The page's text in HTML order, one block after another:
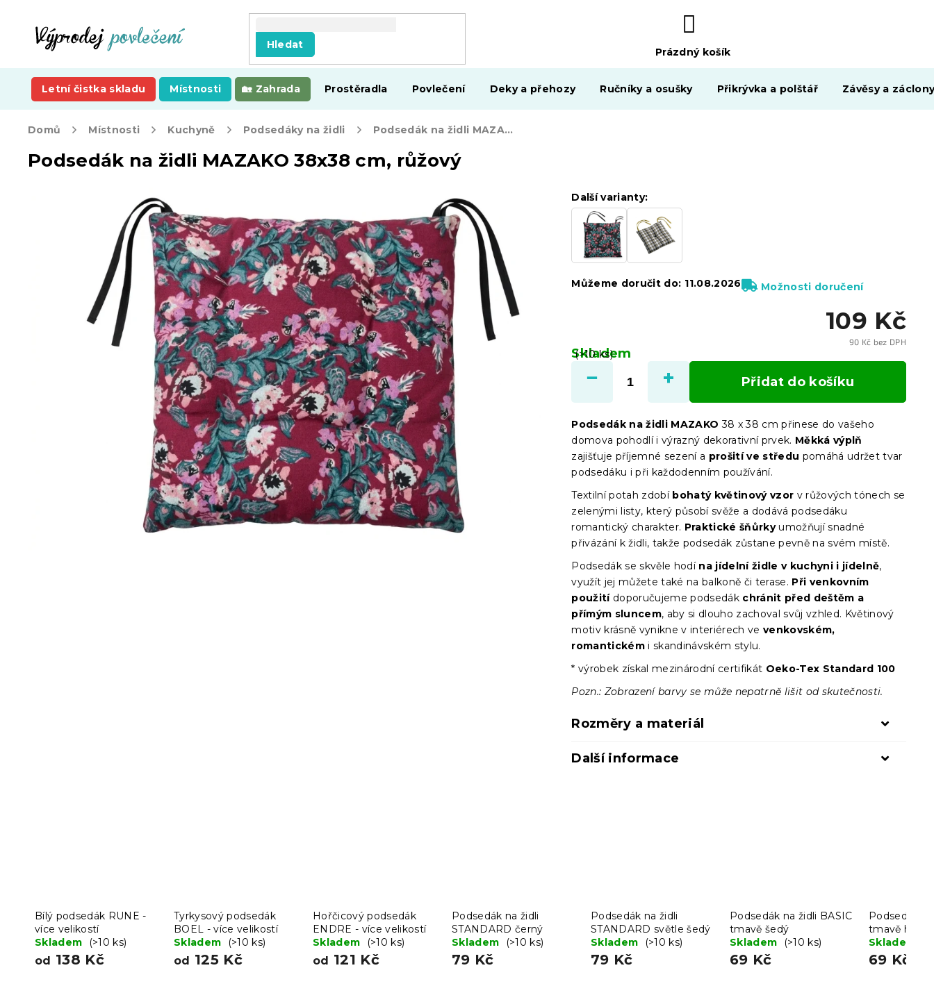
Hledat
NÁKUPNÍ
KOŠÍK
Prázdný košík
Letní čistka skladu Místnosti Zahrada Prostěradla Povlečení Deky a přehozy Ručníky a osušky Přikrývka a polštář Závěsy a
Domů Místnosti Kuchyně Podsedáky na židli Podsedák na židli MAZAKO 38x38 cm, růžový
Podsedák na židli MAZAKO 38x38 cm, růžový
109 Kč
90 Kč bez DPH
cena:
Skladem
(>10 ks)
Další varianty:
Můžeme doručit do: 11.08.2026 Možnosti doručení
Přidat do košíku
Podsedák na židli MAZAKO 38 x 38 cm přinese do vašeho
domova pohodlí i výrazný dekorativní prvek. Měkká výplň
zajišťuje příjemné sezení a prošití ve středu pomáhá udržet tvar
podsedáku i při každodenním používání.
Textilní potah zdobí bohatý květinový vzor v růžových tónech se
zelenými listy, který působí svěže a dodává podsedáku
romantický charakter. Praktické šňůrkyumožňují snadné
přivázání k židli, takže podsedák zůstane pevně na svém místě.
Podsedák se skvěle hodí na jídelní židle v kuchyni i jídelně,
využít jej můžete také na balkoně či terase. Při venkovním
použitídoporučujeme podsedák chránit před deštěm a
přímým sluncem, aby si dlouho zachoval svůj vzhled. Květinový
motiv krásně vynikne v interiérech vevenkovském,
romantickém i skandinávském stylu.
* výrobek získal mezinárodní certifikát Oeko-Tex Standard 100
Pozn.: Zobrazení barvy se může nepatrně lišit od skutečnosti.
Rozměry a materiál
Další informace
Bílý podsedák RUNE -
více velikostí
Skladem
(>10 ks)
od 138 Kč
Tyrkysový podsedák
BOEL - více velikostí
Skladem
(>10 ks)
od 125 Kč
Hořčicový podsedák
ENDRE - více velikostí
Skladem
(>10 ks)
od 121 Kč
Podsedák na židli
STANDARD černý
Skladem
(>10 ks)
79 Kč
Podsedák na židli
STANDARD světle šedý
Skladem
(>10 ks)
79 Kč
Podsedák na židli BASIC
tmavě šedý
Skladem
(>10 ks)
69 Kč
Podsedák
tmavě
Skladem
69 Kč